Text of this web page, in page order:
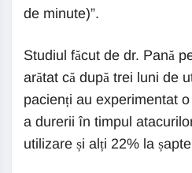
de minute)”.
Studiul făcut de dr. Pană
arătat că după trei luni de
pacienți au experimentat
a durerii în timpul
utilizare și alți 22% la